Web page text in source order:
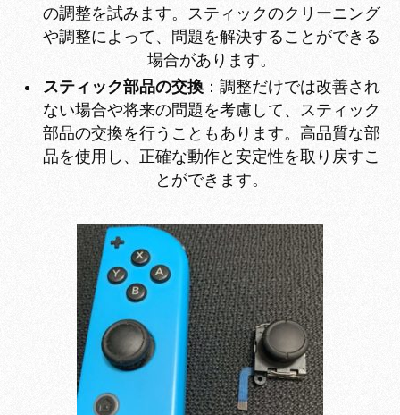
の調整を試みます。スティックのクリーニング
や調整によって、問題を解決することができる
場合があります。
スティック部品の交換 ：調整だけでは改善され
ない場合や将来の問題を考慮して、スティック
部品の交換を行うこともあります。高品質な部
品を使用し、正確な動作と安定性を取り戻すこ
とができます。